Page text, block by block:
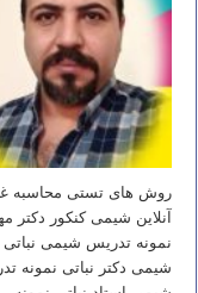
روش های تستی محاسبه
آنلاین شیمی کنکور دکتر
نمونه تدریس شیمی
شیمی دکتر نباتی نمونه